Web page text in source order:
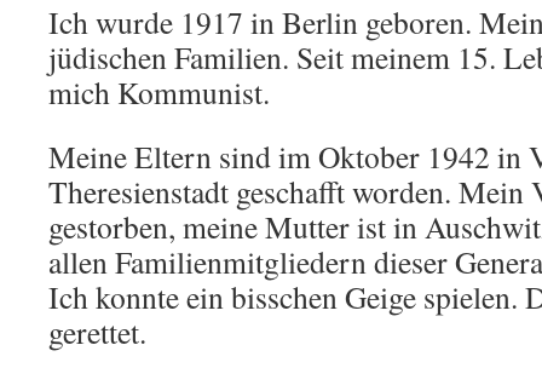
Ich wurde 1917 in Berlin geboren.
jüdischen Familien. Seit meinem 15.
mich Kommunist.
Meine Eltern sind im Oktober 1942 in
Theresienstadt geschafft worden. Mein
gestorben, meine Mutter ist in
allen Familienmitgliedern dieser
Ich konnte ein bisschen Geige spielen.
gerettet.